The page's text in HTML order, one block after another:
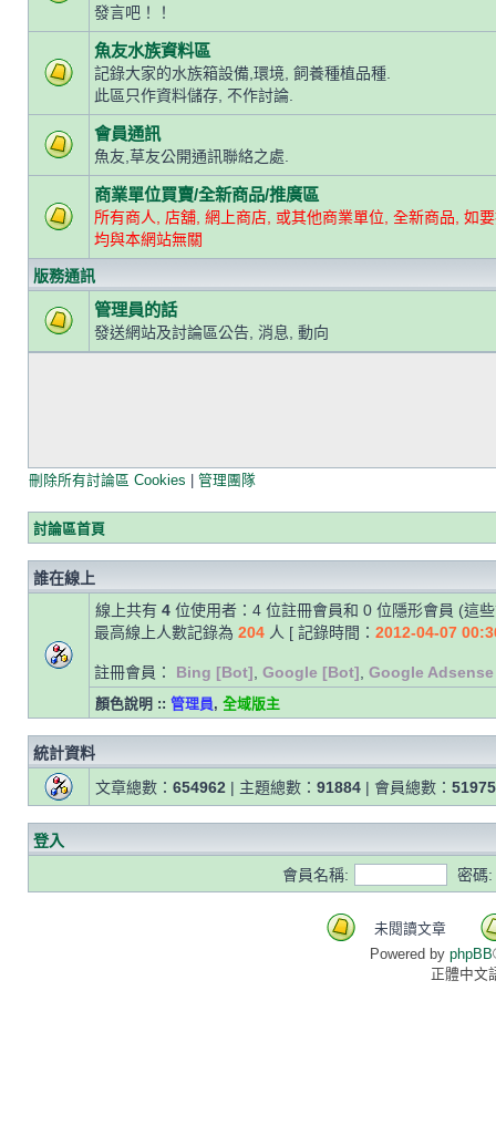
發言吧！！
魚友水族資料區
記錄大家的水族箱設備,環境, 飼養種植品種.
此區只作資料儲存, 不作討論.
會員通訊
魚友,草友公開通訊聯絡之處.
商業單位買賣/全新商品/推廣區
所有商人, 店舖, 網上商店, 或其他商業單位, 全新商品, 如
均與本網站無關
版務通訊
管理員的話
發送網站及討論區公告, 消息, 動向
刪除所有討論區 Cookies 管理團隊
討論區首頁
誰在線上
線上共有 4 位使用者：4 位註冊會員和 0 位隱形會員 (這
最高線上人數記錄為 204 人 [ 記錄時間： 2012-04-07
註冊會員： Bing [Bot] Google [Bot] Google
顏色說明 :: 管理員, 全域版主
統計資料
文章總數： 654962 | 主題總數： 91884 | 會員總數： 51975
登入
會員名稱:
密碼:
未閱讀文章
Powered by phpBB
正體中文